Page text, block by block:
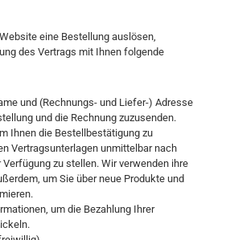
eine Bestellung auslösen,
des Vertrags mit Ihnen folgende
und (Rechnungs- und Liefer-) Adresse
und die Rechnung zuzusenden.
Ihnen die Bestellbestätigung zu
Vertragsunterlagen unmittelbar nach
zu stellen. Wir verwenden ihre
um Sie über neue Produkte und
um die Bezahlung Ihrer